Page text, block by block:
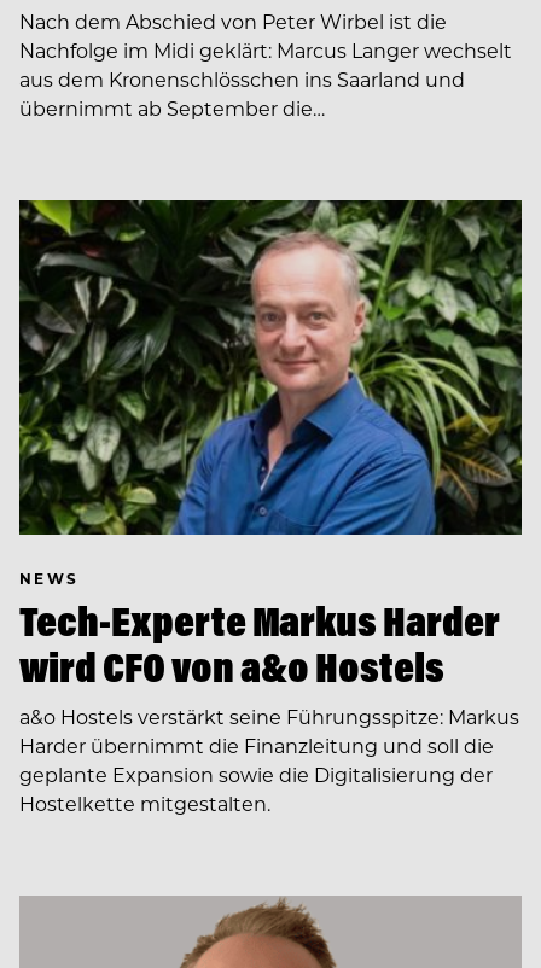
Nach dem Abschied von Peter Wirbel ist die
Nachfolge im Midi geklärt: Marcus Langer wechselt
aus dem Kronenschlösschen ins Saarland und
übernimmt ab September die…
NEWS
Tech-Experte Markus Harder
wird CFO von a&o Hostels
a&o Hostels verstärkt seine Führungsspitze: Markus
Harder übernimmt die Finanzleitung und soll die
geplante Expansion sowie die Digitalisierung der
Hostelkette mitgestalten.